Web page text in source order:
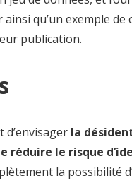
qu’un exemple
publication.
la
réduire le risque
la possibilité